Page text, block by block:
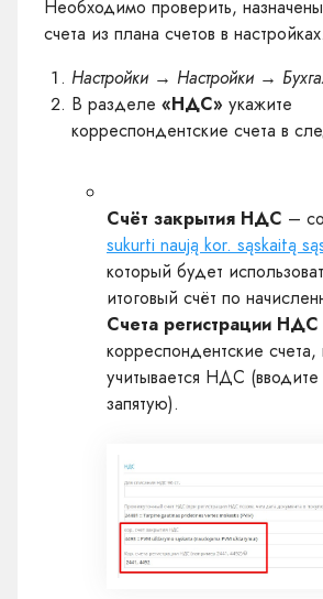
Необходимо проверить,
счета из плана счетов в настройках.
Настройки → Настройки →
В разделе «НДС» укажите
корреспондентские счета в
Счёт закрытия НДС –
sukurti naują kor. sąskaitą
который будет
итоговый счёт по
Счета регистрации НДС
корреспондентские счета,
учитывается НДС (вводите
запятую).